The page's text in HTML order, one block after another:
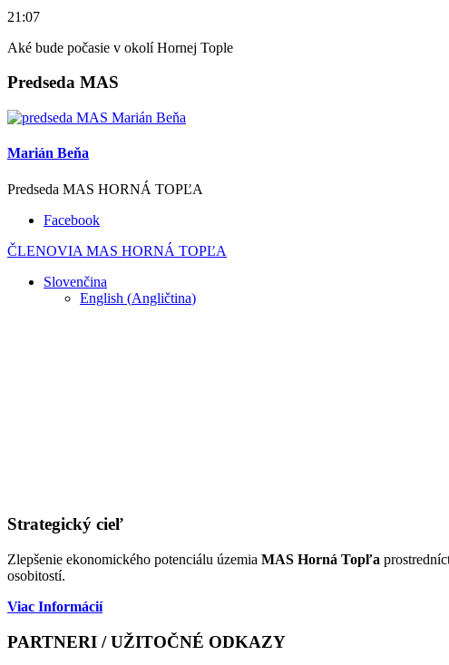
21:07
Aké bude počasie v okolí Hornej Tople
Predseda MAS
Marián Beňa
Predseda MAS HORNÁ TOPĽA
Facebook
ČLENOVIA MAS HORNÁ TOPĽA
Slovenčina
English (Angličtina)
Strategický cieľ
Zlepšenie ekonomického potenciálu územia MAS Horná Topľa
osobitostí.
Viac Informácií
PARTNERI / UŽITOČNÉ ODKAZY